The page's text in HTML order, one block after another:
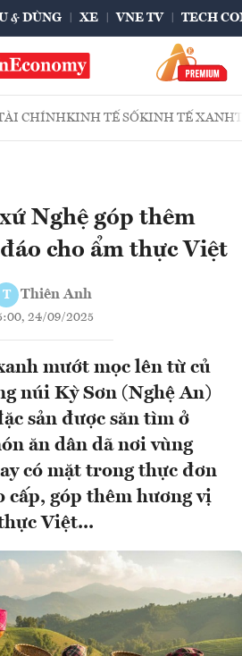
& DÙNG XE VNE TV TECH
CHÍNHKINH TẾ SỐKINH TẾ XANH
Nghệ góp thêm
cho ẩm thực Việt
T Thiên Anh
24/09/2025
mướt mọc lên từ củ
núi Kỳ Sơn (Nghệ An)
sản được săn tìm ở
ăn dân dã nơi vùng
có mặt trong thực đơn
cấp, góp thêm hương vị
Việt...